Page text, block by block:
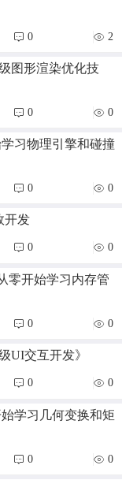
0 2
图形渲染优化技
0 0
习物理引擎和碰撞
0 0
开发
0 0
零开始学习内存管
0 0
UI交互开发》
0 0
始学习几何变换和矩
0 0